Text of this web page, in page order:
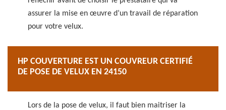
assurer la mise en œuvre d’un travail de réparation
pour votre velux.
HP COUVERTURE EST UN COUVREUR CERTIFIÉ
DE POSE DE VELUX EN 24150
Lors de la pose de velux, il faut bien maitriser la